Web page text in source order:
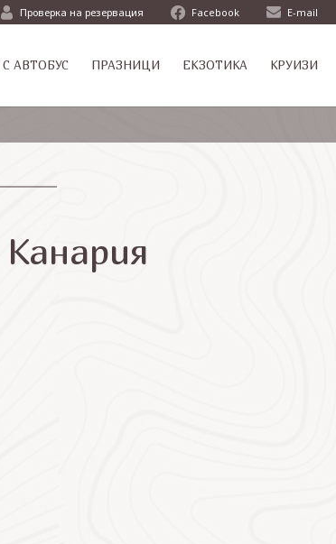
Проверка на резервация Facebook E-mail
АВТОБУС ПРАЗНИЦИ ЕКЗОТИКА КРУИЗИ